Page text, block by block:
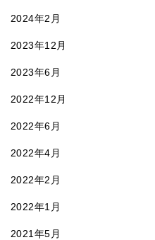
2024年2月
2023年12月
2023年6月
2022年12月
2022年6月
2022年4月
2022年2月
2022年1月
2021年5月